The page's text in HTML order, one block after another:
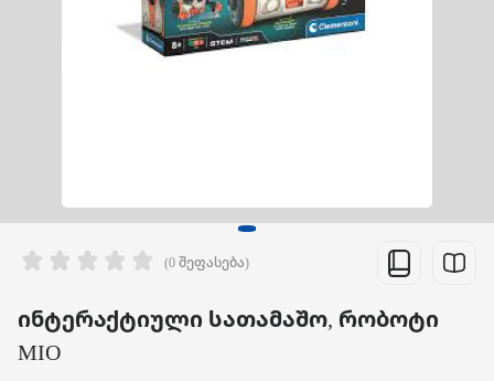
(0 შეფასება)
ინტერაქტიული სათამაშო, რობოტი
MIO